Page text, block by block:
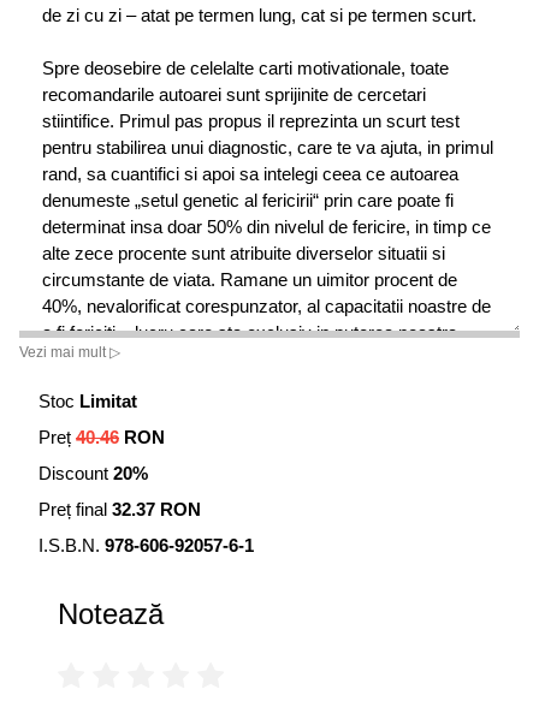
de zi cu zi – atat pe termen lung, cat si pe termen scurt.
Spre deosebire de celelalte carti motivationale, toate
recomandarile autoarei sunt sprijinite de cercetari
stiintifice. Primul pas propus il reprezinta un scurt test
pentru stabilirea unui diagnostic, care te va ajuta, in primul
rand, sa cuantifici si apoi sa intelegi ceea ce autoarea
denumeste „setul genetic al fericirii“ prin care poate fi
determinat insa doar 50% din nivelul de fericire, in timp ce
alte zece procente sunt atribuite diverselor situatii si
circumstante de viata. Ramane un uimitor procent de
40%, nevalorificat corespunzator, al capacitatii noastre de
a fi fericiti – lucru care sta exclusiv in puterea noastra.
destinate momentelor cand ne imaginam cum va fi
viitorul, instructiuni referitoare la modul in care putem
savura mai bine placerile vietii, precum si explicatii
activa. Este accentuata permanent ideea ca fericirea
depinde de noi si ca noi avem puterea de a o controla,
SONJA LYUBOMIRSKY este profesor de psihologie la
Vezi mai mult ▷
Stoc Limitat
Preț 40.46 RON
Discount 20%
Preț final 32.37 RON
I.S.B.N. 978-606-92057-6-1
Notează